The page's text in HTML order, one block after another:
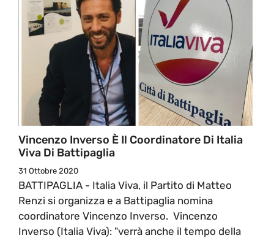
Vincenzo Inverso È Il Coordinatore Di Italia
Viva Di Battipaglia
31 Ottobre 2020
BATTIPAGLIA - Italia Viva, il Partito di Matteo
Renzi si organizza e a Battipaglia nomina
coordinatore Vincenzo Inverso. Vincenzo
Inverso (Italia Viva): "verrà anche il tempo della